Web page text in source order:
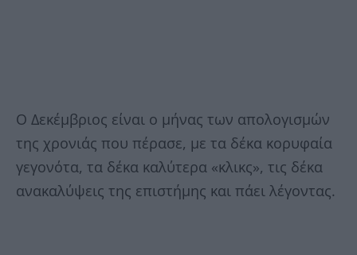
Ο Δεκέμβριος είναι ο μήνας των απολογισμών
της χρονιάς που πέρασε, με τα δέκα κορυφαία
γεγονότα, τα δέκα καλύτερα «κλικς», τις δέκα
ανακαλύψεις της επιστήμης και πάει λέγοντας.